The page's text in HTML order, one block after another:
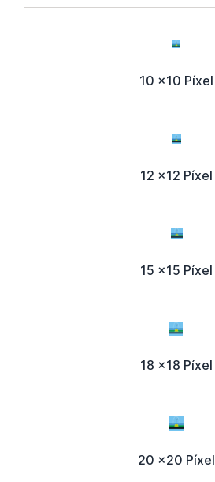
10 x10 Píxel
12 x12 Píxel
15 x15 Píxel
18 x18 Píxel
20 x20 Píxel